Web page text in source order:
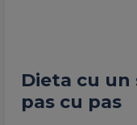
Dieta cu
pas cu pas